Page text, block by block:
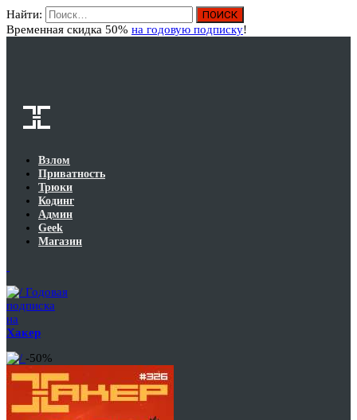
Найти:
Временная скидка 50% на годовую подписку!
Взлом
Приватность
Трюки
Кодинг
Админ
Geek
Магазин
Годовая
подписка
на
Хакер
-50%